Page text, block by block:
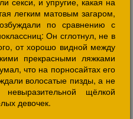
легким матовым загаром,
по сравнению с
Он сглотнул, не в
от хорошо видной между
прекрасными ляжками
что на порносайтах его
волосатые пизды, а не
щёлкой
девочек.